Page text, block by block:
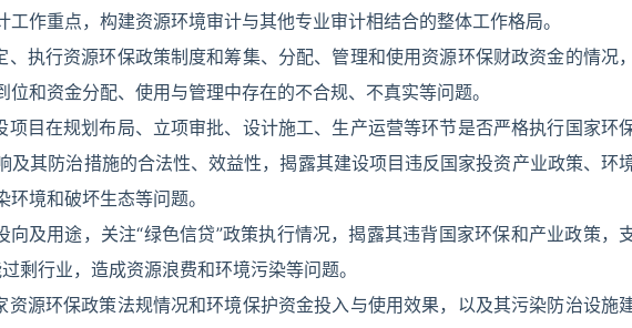
作重点，构建资源环境审计与其他专业审计相结合的整体工作格局。
执行资源环保政策制度和筹集、分配、管理和使用资源环保财政资金的情况，
和资金分配、使用与管理中存在的不合规、不真实等问题。
目在规划布局、立项审批、设计施工、生产运营等环节是否严格执行国家环
及其防治措施的合法性、效益性，揭露其建设项目违反国家投资产业政策、环
境和破坏生态等问题。
及用途，关注“绿色信贷”政策执行情况，揭露其违背国家环保和产业政策，
剩行业，造成资源浪费和环境污染等问题。
源环保政策法规情况和环境保护资金投入与使用效果，以及其污染防治设施